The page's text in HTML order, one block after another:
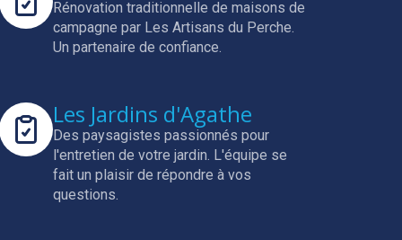
Rénovation traditionnelle de maisons de
campagne par Les Artisans du Perche.
Un partenaire de confiance.
Les Jardins d'Agathe
Des paysagistes passionnés pour
l'entretien de votre jardin. L'équipe se
fait un plaisir de répondre à vos
questions.